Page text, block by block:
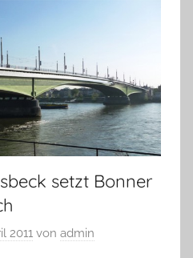
setzt Bonner
2011 von admin